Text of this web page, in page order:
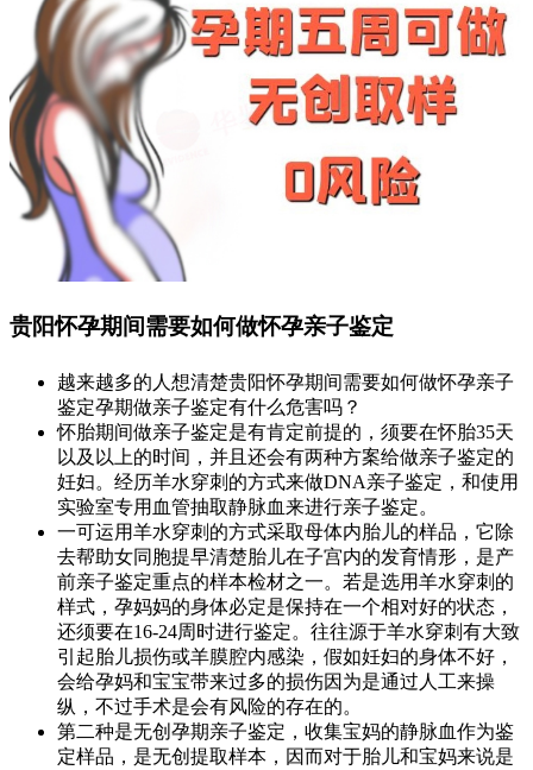
贵阳怀孕期间需要如何做怀孕亲子鉴定
越来越多的人想清楚贵阳怀孕期间需要如何做怀孕亲子
鉴定孕期做亲子鉴定有什么危害吗？
怀胎期间做亲子鉴定是有肯定前提的，须要在怀胎35天
以及以上的时间，并且还会有两种方案给做亲子鉴定的
妊妇。经历羊水穿刺的方式来做DNA亲子鉴定，和使用
实验室专用血管抽取静脉血来进行亲子鉴定。
一可运用羊水穿刺的方式采取母体内胎儿的样品，它除
去帮助女同胞提早清楚胎儿在子宫内的发育情形，是产
前亲子鉴定重点的样本检材之一。若是选用羊水穿刺的
样式，孕妈妈的身体必定是保持在一个相对好的状态，
还须要在16-24周时进行鉴定。往往源于羊水穿刺有大致
引起胎儿损伤或羊膜腔内感染，假如妊妇的身体不好，
会给孕妈和宝宝带来过多的损伤因为是通过人工来操
纵，不过手术是会有风险的存在的。
第二种是无创孕期亲子鉴定，收集宝妈的静脉血作为鉴
定样品，是无创提取样本，因而对于胎儿和宝妈来说是